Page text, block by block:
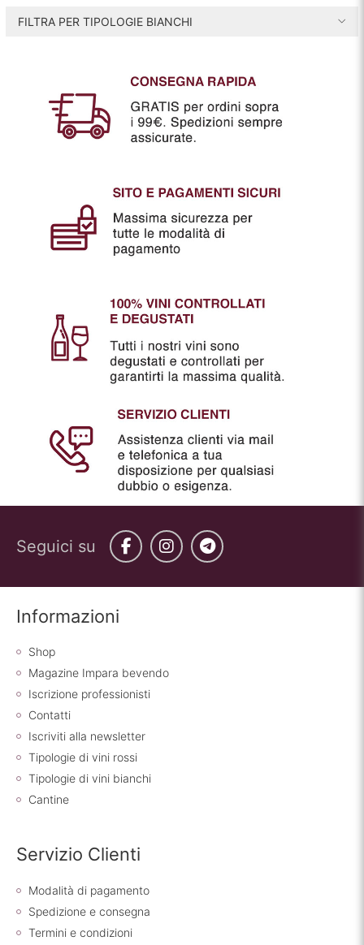
FILTRA PER TIPOLOGIE BIANCHI
Seguici su Facebook
Instagram
Telegram
Informazioni
Shop
Magazine Impara bevendo
Iscrizione professionisti
Contatti
Iscriviti alla newsletter
Tipologie di vini rossi
Tipologie di vini bianchi
Cantine
Servizio Clienti
Modalità di pagamento
Spedizione e consegna
Termini e condizioni